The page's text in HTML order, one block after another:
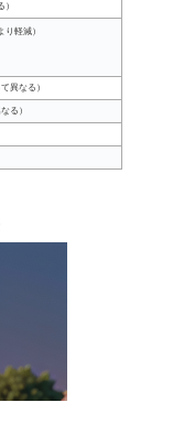
軽減）
異なる）
る）